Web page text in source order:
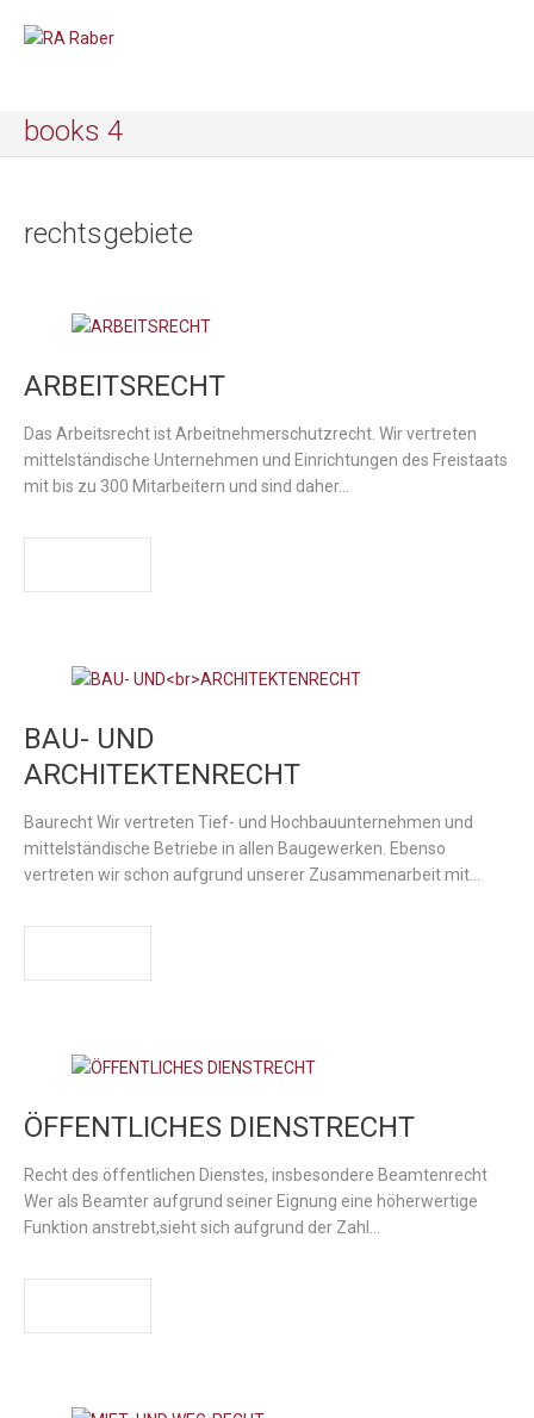
books 4
rechtsgebiete
ARBEITSRECHT
Das Arbeitsrecht ist Arbeitnehmerschutzrecht. Wir vertreten
mittelständische Unternehmen und Einrichtungen des Freistaats
mit bis zu 300 Mitarbeitern und sind daher…
BAU- UND
ARCHITEKTENRECHT
Baurecht Wir vertreten Tief- und Hochbauunternehmen und
mittelständische Betriebe in allen Baugewerken. Ebenso
vertreten wir schon aufgrund unserer Zusammenarbeit mit…
ÖFFENTLICHES DIENSTRECHT
Recht des öffentlichen Dienstes, insbesondere Beamtenrecht
Wer als Beamter aufgrund seiner Eignung eine höherwertige
Funktion anstrebt,sieht sich aufgrund der Zahl…